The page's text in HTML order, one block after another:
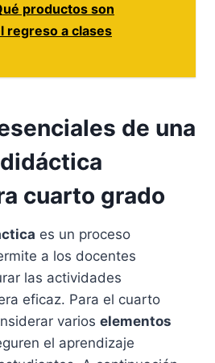
productos son
regreso a clases
de una
cuarto grado
es un proceso
a los docentes
las actividades
eficaz. Para el cuarto
varios elementos
el aprendizaje